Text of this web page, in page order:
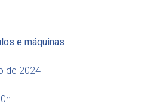
e máquinas
de 2024